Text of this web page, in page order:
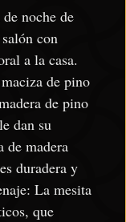
noche de
con
a la casa.
de pino
de pino
dan su
de madera
duradera y
La mesita
que